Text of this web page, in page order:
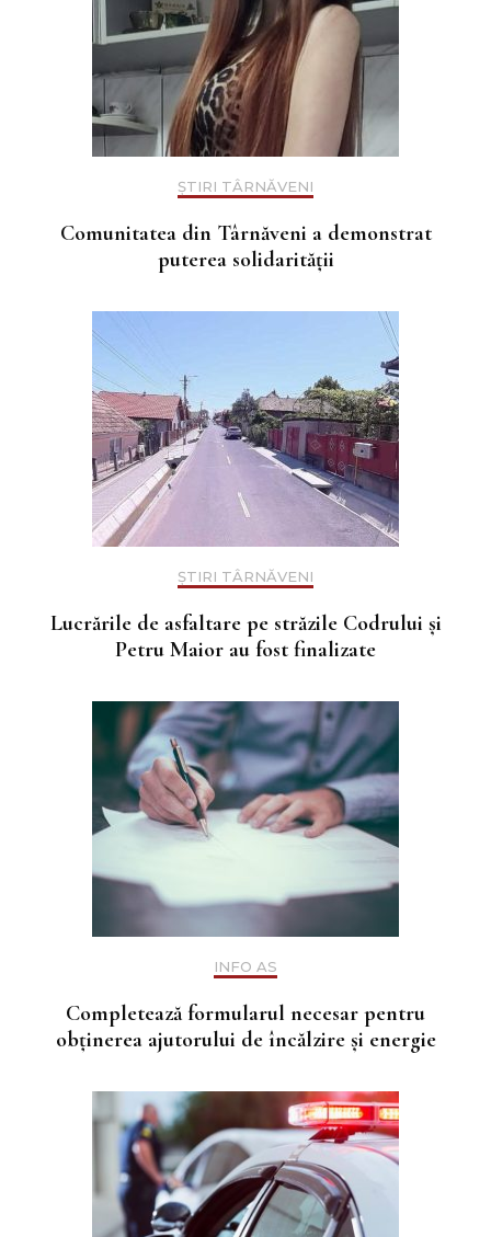
ȘTIRI TÂRNĂVENI
Comunitatea din Târnăveni a demonstrat
puterea solidarității
ȘTIRI TÂRNĂVENI
Lucrările de asfaltare pe străzile Codrului și
Petru Maior au fost finalizate
INFO AS
Completează formularul necesar pentru
obținerea ajutorului de încălzire și energie